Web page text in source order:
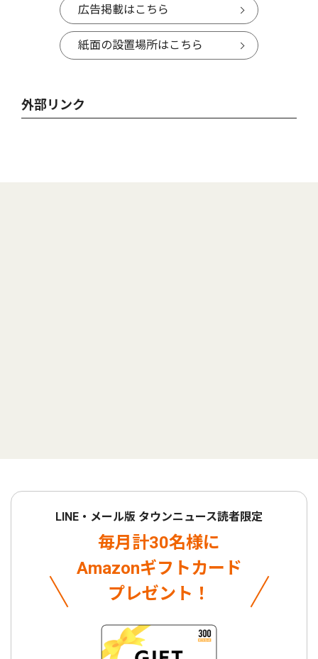
広告掲載はこちら
紙面の設置場所はこちら
外部リンク
LINE・メール版 タウンニュース読者限定
毎月計30名様に
Amazonギフトカード
プレゼント！